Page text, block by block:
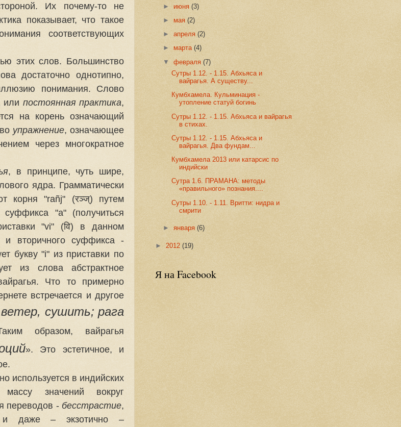
Их почему-то не
показывает, что такое
соответствующих
этих слов. Большинство
достаточно однотипно,
понимания. Слово
или постоянная практика,
на корень означающий
упражнение, означающее
через многократное
, в принципе, чуть шире,
ядра. Грамматически
корня "rañj" (रञ्ज्) путем
"а" (получиться
"vi" (वि) в данном
и вторичного суффикса -
букву "i" из приставки по
из слова абстрактное
Что то примерно
встречается и другое
сушить; рага
образом, вайрагья
». Это эстетичное, и
используется в индийских
значений вокруг
переводов - бесстрастие,
даже – экзотично –
►июня(3)
► мая(2)
►апреля(2)
►марта(4)
▼февраля(7)
Сутры 1.12. - 1.15. Абхьяса и
вайрагья. А существу...
Кумбхамела. Кульминация -
утопление статуй богинь
Сутры 1.12. - 1.15. Абхьяса и вайрагья
в стихах.
Сутры 1.12. - 1.15. Абхьяса и
вайрагья. Два фундам...
Кумбхамела 2013 или катарсис по
индийски
Сутра 1.6. ПРАМАНА: методы
«правильного» познания....
Сутры 1.10. - 1.11. Вритти: нидра и
смрити
►января(6)
► 2012 (19)
Я на Facebook